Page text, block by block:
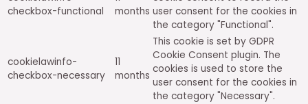
checkbox-functional
months user consent for the cookies in
the category "Functional".
cookielawinfo-
checkbox-necessary
11
months
This cookie is set by GDPR
Cookie Consent plugin. The
cookies is used to store the
user consent for the cookies in
the category "Necessary".